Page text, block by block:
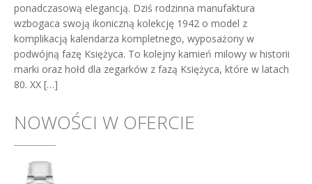
ponadczasową elegancją. Dziś rodzinna manufaktura
wzbogaca swoją ikoniczną kolekcję 1942 o model z
komplikacją kalendarza kompletnego, wyposażony w
podwójną fazę Księżyca. To kolejny kamień milowy w historii
marki oraz hołd dla zegarków z fazą Księżyca, które w latach
80. XX […]
NOWOŚCI W OFERCIE